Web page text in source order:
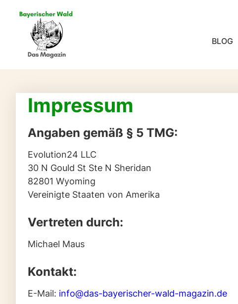
BLOG
Impressum
Angaben gemäß § 5 TMG:
Evolution24 LLC
30 N Gould St Ste N Sheridan
82801 Wyoming
Vereinigte Staaten von Amerika
Vertreten durch:
Michael Maus
Kontakt:
E-Mail: info@das-bayerischer-wald-magazin.de